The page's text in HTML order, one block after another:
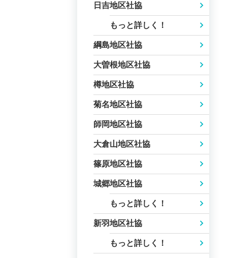
日吉地区社協
もっと詳しく！
綱島地区社協
大曽根地区社協
樽地区社協
菊名地区社協
師岡地区社協
大倉山地区社協
篠原地区社協
城郷地区社協
もっと詳しく！
新羽地区社協
もっと詳しく！